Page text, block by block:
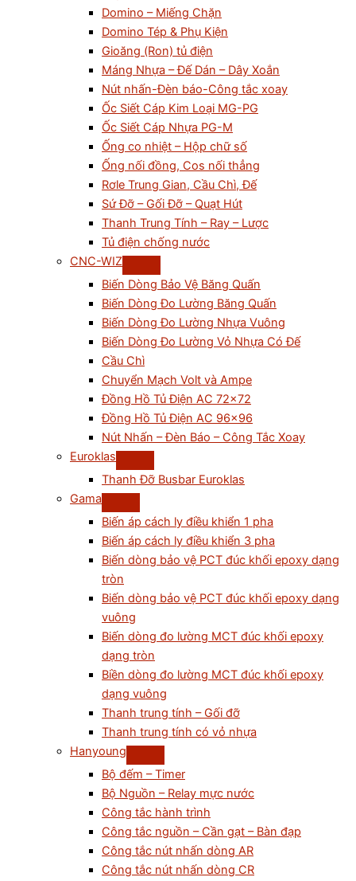
Domino – Miếng Chặn
Domino Tép & Phụ Kiện
Gioăng (Ron) tủ điện
Máng Nhựa – Đế Dán – Dây Xoắn
Nút nhấn-Đèn báo-Công tắc xoay
Ốc Siết Cáp Kim Loại MG-PG
Ốc Siết Cáp Nhựa PG-M
Ống co nhiệt – Hộp chữ số
Ống nối đồng, Cos nối thẳng
Rơle Trung Gian, Cầu Chì, Đế
Sứ Đỡ – Gối Đỡ – Quạt Hút
Thanh Trung Tính – Ray – Lược
Tủ điện chống nước
CNC-WIZ
Biến Dòng Bảo Vệ Băng Quấn
Biến Dòng Đo Lường Băng Quấn
Biến Dòng Đo Lường Nhựa Vuông
Biến Dòng Đo Lường Vỏ Nhựa Có Đế
Cầu Chì
Chuyển Mạch Volt và Ampe
Đồng Hồ Tủ Điện AC 72×72
Đồng Hồ Tủ Điện AC 96×96
Nút Nhấn – Đèn Báo – Công Tắc Xoay
Euroklas
Thanh Đỡ Busbar Euroklas
Gama
Biến áp cách ly điều khiển 1 pha
Biến áp cách ly điều khiển 3 pha
Biến dòng bảo vệ PCT đúc khối epoxy dạng
tròn
Biến dòng bảo vệ PCT đúc khối epoxy dạng
vuông
Biến dòng đo lường MCT đúc khối epoxy
dạng tròn
Biền dòng đo lường MCT đúc khối epoxy
dạng vuông
Thanh trung tính – Gối đỡ
Thanh trung tính có vỏ nhựa
Hanyoung
Bộ đếm – Timer
Bộ Nguồn – Relay mực nước
Công tắc hành trình
Công tắc nguồn – Cần gạt – Bàn đạp
Công tắc nút nhấn dòng AR
Công tắc nút nhấn dòng CR